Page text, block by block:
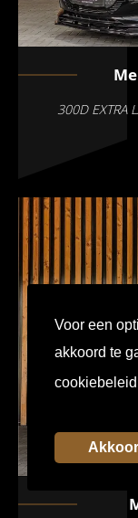
300D EXTRA
Voor een
akkoord te
cookiebeleid